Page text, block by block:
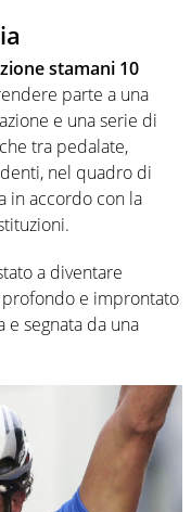
stamani 10
parte a una
e una serie di
tra pedalate,
nel quadro di
in accordo con la
a diventare
e improntato
e segnata da una